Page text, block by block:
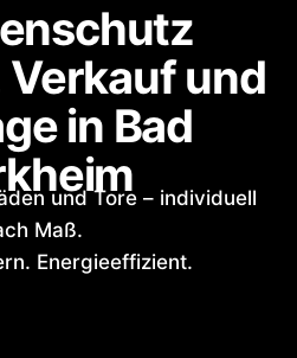
und
in Bad
und Tore – individuell
Maß.
Energieeffizient.